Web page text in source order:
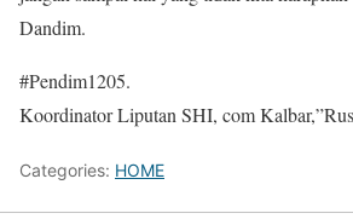
Dandim.
#Pendim1205.
Koordinator Liputan SHI, com
Categories: HOME